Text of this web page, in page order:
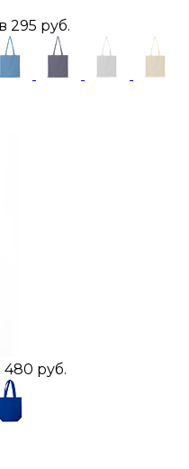
295 руб.
480 руб.